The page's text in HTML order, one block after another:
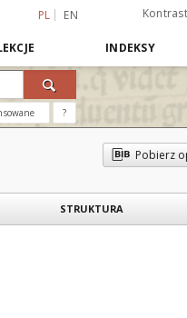
PL EN Kontrast
INDEKSY
?
Pobierz
STRUKTURA